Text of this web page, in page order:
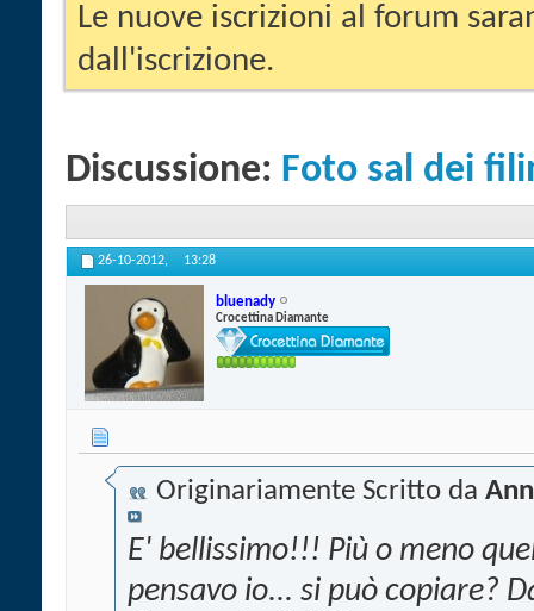
Le nuove iscrizioni al forum
dall'iscrizione.
Discussione: Foto sal dei
26-10-2012, 13:28
bluenady
Crocettina Diamante
Originariamente Scritto da
E' bellissimo!!! Più o meno
pensavo io... si può copiare?